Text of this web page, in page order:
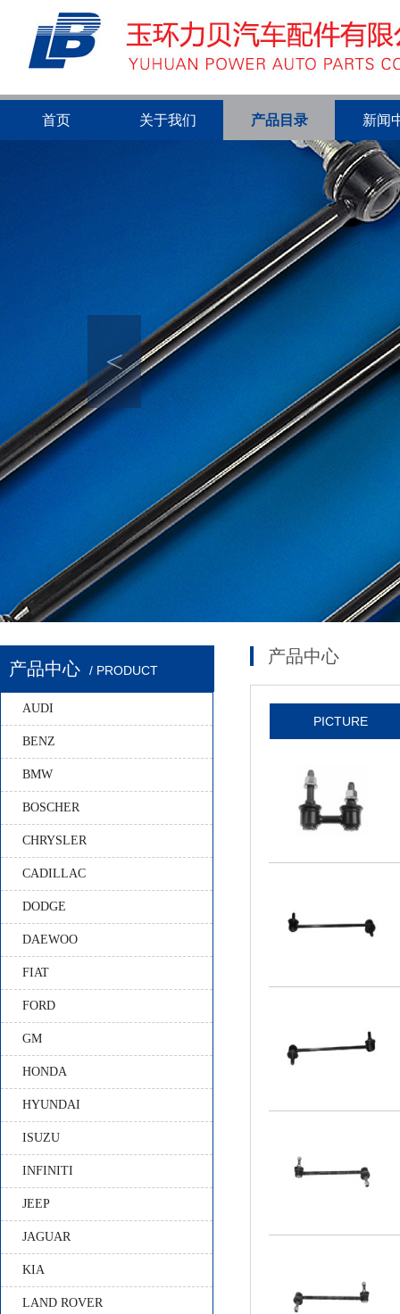
首页 关于我们 产品目录 新闻
<
产品中心 / PRODUCT
AUDI
BENZ
BMW
BOSCHER
CHRYSLER
CADILLAC
DODGE
DAEWOO
FIAT
FORD
GM
HONDA
HYUNDAI
ISUZU
INFINITI
JEEP
JAGUAR
KIA
LAND ROVER
产品中心
PICTURE